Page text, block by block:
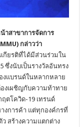
าสาขาการจัดการ
กล่าวว่า
กียรติที่ได้มีส่วนร่วมใน
ซึ่งนับเป็นรางวัลอันทรง
แบรนด์ในหลากหลาย
งเผชิญกับความท้าทาย
ตโควิด-19 เทรนด์
งการค้า แต่ทุกองค์กรที่
สร้างความแตกต่าง